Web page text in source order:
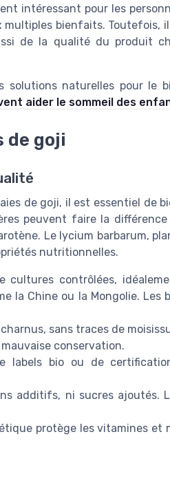
intéressant pour les
multiples bienfaits. Toutefois,
de la qualité du produit
solutions naturelles pour
aider le sommeil des
de goji
de goji, il est essentiel de
peuvent faire la
Le lycium barbarum,
nutritionnelles.
cultures contrôlées,
la Chine ou la Mongolie. Les
sans traces de
conservation.
labels bio ou de
additifs, ni sucres ajoutés.
protège les vitamines et